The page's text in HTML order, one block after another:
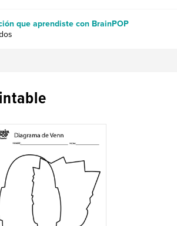
que aprendiste con BrainPOP